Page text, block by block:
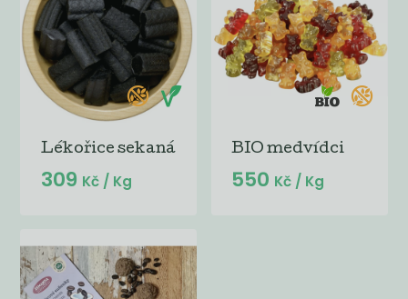
Lékořice sekaná
309 Kč / Kg
BIO medvídci
550 Kč / Kg